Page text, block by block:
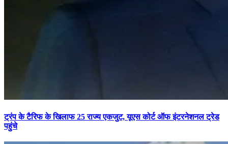
ट्रंप के टैरिफ के खिलाफ 25 राज्य एकजुट, यूएस कोर्ट ऑफ इंटरनेशनल ट्रेड
पहुंचे